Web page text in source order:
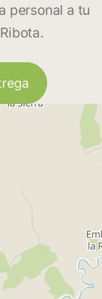
personal a tu